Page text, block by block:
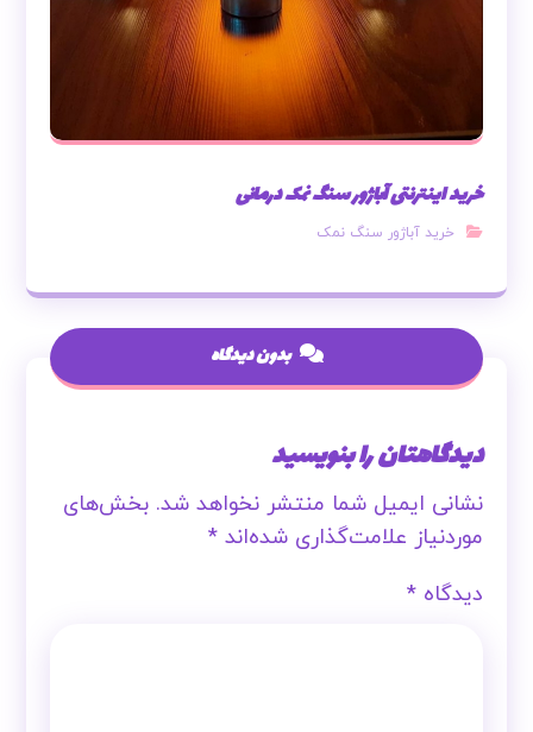
خرید اینترنتی آباژور سنگ نمک درمانی
خرید آباژور سنگ نمک
بدون دیدگاه
دیدگاهتان را بنویسید
نشانی ایمیل شما منتشر نخواهد شد. بخش‌های
موردنیاز علامت‌گذاری شده‌اند*
دیدگاه*